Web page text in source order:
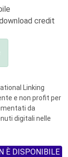
credit
Linking
e non profit per
da
digitali nelle
È DISPONIBILE